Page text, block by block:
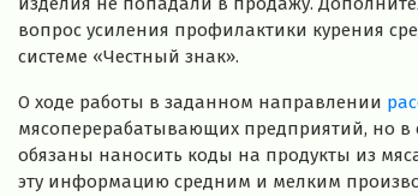
вопрос усиления профилактики курения
системе «Честный знак».
О ходе работы в заданном направлении
мясоперерабатывающих предприятий, но в
обязаны наносить коды на продукты из
эту информацию средним и мелким